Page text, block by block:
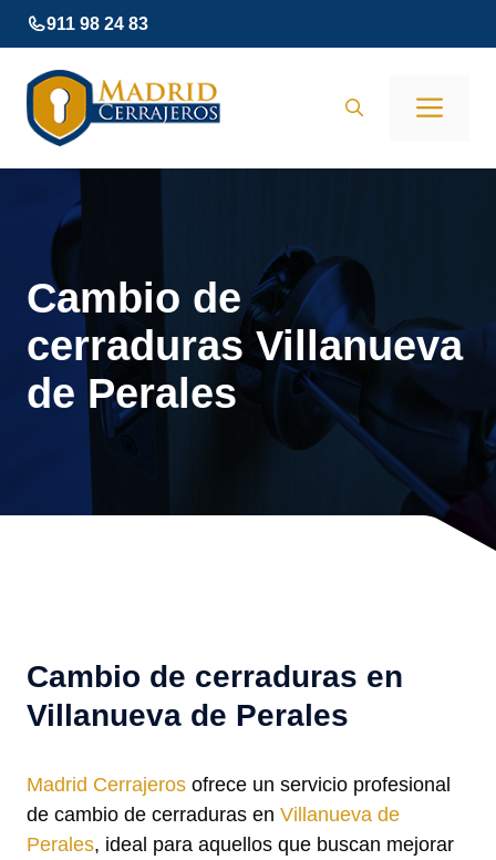
Saltar
al
contenido
911 98 24 83
Cambio de
cerraduras Villanueva
de Perales
Cambio de cerraduras en
Villanueva de Perales
Madrid Cerrajeros ofrece un servicio profesional
de cambio de cerraduras en Villanueva de
Perales, ideal para aquellos que buscan mejorar